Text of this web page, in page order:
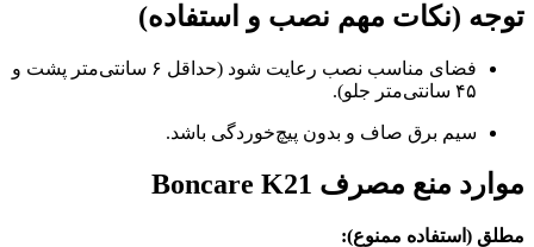
توجه (نکات مهم نصب و استفاده)
فضای مناسب نصب رعایت شود (حداقل ۶ سانتی‌متر پشت و
۴۵ سانتی‌متر جلو).
سیم برق صاف و بدون پیچ‌خوردگی باشد.
موارد منع مصرف Boncare K21
مطلق (استفاده ممنوع):